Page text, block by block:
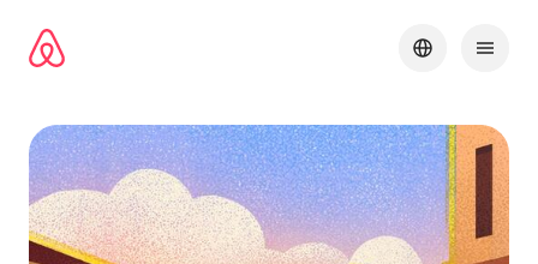
Inhalten
springen